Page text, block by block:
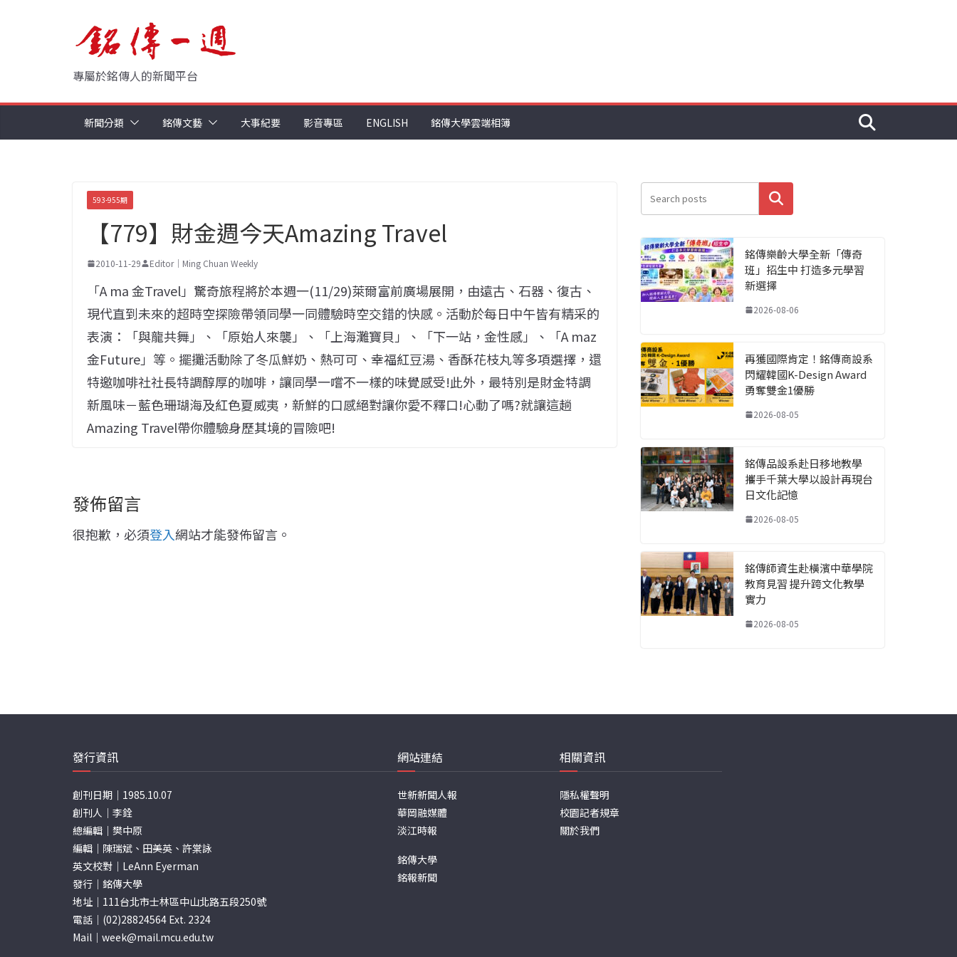
專屬於銘傳人的新聞平台
新聞分類 銘傳文藝 大事紀要 影音專區 ENGLISH 銘傳大學雲端相簿
593-955期
【779】財金週今天Amazing Travel
2010-11-29 Editor｜Ming Chuan Weekly
「A ma 金Travel」驚奇旅程將於本週一(11/29)萊爾富前廣場展開，由遠古、石器、復古、
現代直到未來的超時空探險帶領同學一同體驗時空交錯的快感。活動於每日中午皆有精采的
表演：「與龍共舞」、「原始人來襲」、「上海灘寶貝」、「下一站，金性感」、「A maz
金Future」等。擺攤活動除了冬瓜鮮奶、熱可可、幸福紅豆湯、香酥花枝丸等多項選擇，還
特邀咖啡社社長特調醇厚的咖啡，讓同學一嚐不一樣的味覺感受!此外，最特別是財金特調
新風味－藍色珊瑚海及紅色夏威夷，新鮮的口感絕對讓你愛不釋口!心動了嗎?就讓這趟
Amazing Travel帶你體驗身歷其境的冒險吧!
發佈留言
很抱歉，必須登入網站才能發佈留言。
搜尋
銘傳樂齡大學全新「傳奇
班」招生中 打造多元學習
新選擇
2026-08-06
再獲國際肯定！銘傳商設系
閃耀韓國K-Design Award
勇奪雙金1優勝
2026-08-05
銘傳品設系赴日移地教學
攜手千葉大學以設計再現台
日文化記憶
2026-08-05
銘傳師資生赴橫濱中華學院
教育見習 提升跨文化教學
實力
2026-08-05
發行資訊
創刊日期｜1985.10.07
創刊人｜李銓
總編輯｜樊中原
編輯｜陳瑞斌、田美英、許棠詠
英文校對｜LeAnn Eyerman
發行｜銘傳大學
地址｜111台北市士林區中山北路五段250號
電話｜(02)28824564 Ext. 2324
Mail｜ week@mail.mcu.edu.tw
網站連結
世新新聞人報
華岡融媒體
淡江時報
銘傳大學
銘報新聞
相關資訊
隱私權聲明
校園記者規章
關於我們